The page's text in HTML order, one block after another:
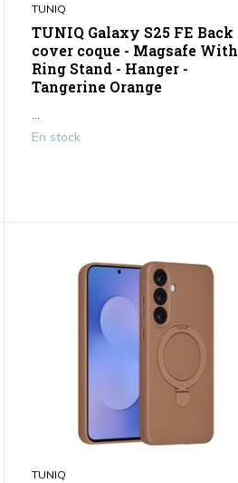
TUNIQ
TUNIQ Galaxy S25 FE Back
cover coque - Magsafe With
Ring Stand - Hanger -
Tangerine Orange
...
En stock
TUNIQ